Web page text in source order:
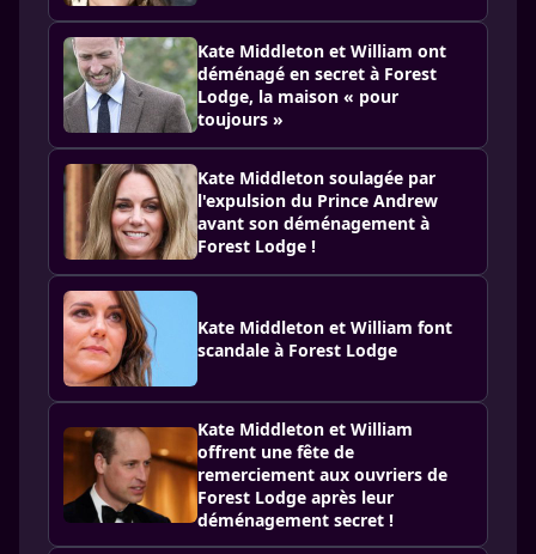
Kate Middleton et William ont
déménagé en secret à Forest
Lodge, la maison « pour
toujours »
Kate Middleton soulagée par
l'expulsion du Prince Andrew
avant son déménagement à
Forest Lodge !
Kate Middleton et William font
scandale à Forest Lodge
Kate Middleton et William
offrent une fête de
remerciement aux ouvriers de
Forest Lodge après leur
déménagement secret !